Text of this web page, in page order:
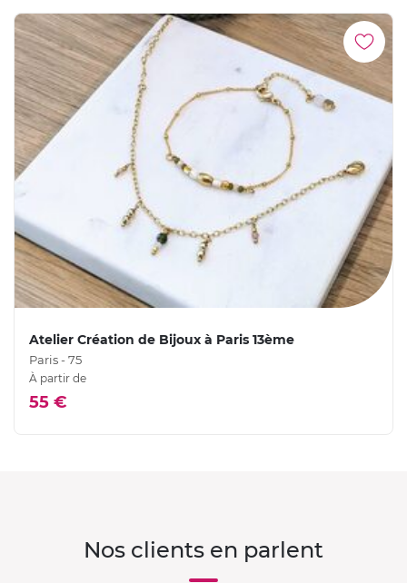
Atelier Création de Bijoux à Paris 13ème
Paris - 75
À partir de
55 €
Nos clients en parlent